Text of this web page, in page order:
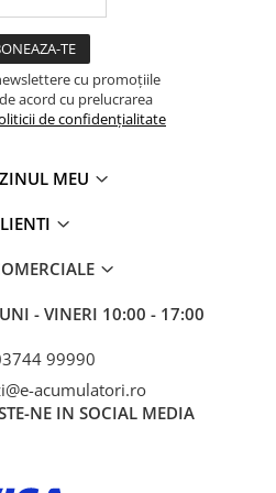
cu promoțiile
acord cu prelucrarea
de confidențialitate
MEU
- VINERI 10:00 - 17:00
99990
acumulatori.ro
NE IN SOCIAL MEDIA